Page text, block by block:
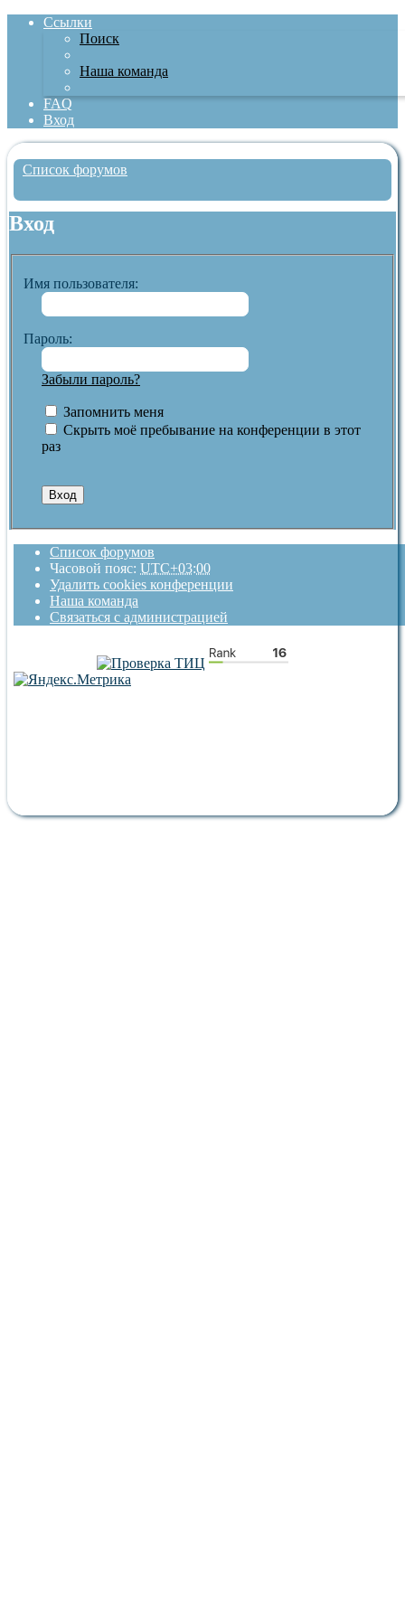
Ссылки
Поиск
Наша команда
FAQ
Вход
Список форумов
Вход
Имя пользователя:
Пароль:
Забыли пароль?
Запомнить меня
Скрыть моё пребывание на конференции в этот
раз
Список форумов
Часовой пояс: UTC+03:00
Удалить cookies конференции
Наша команда
Связаться с администрацией